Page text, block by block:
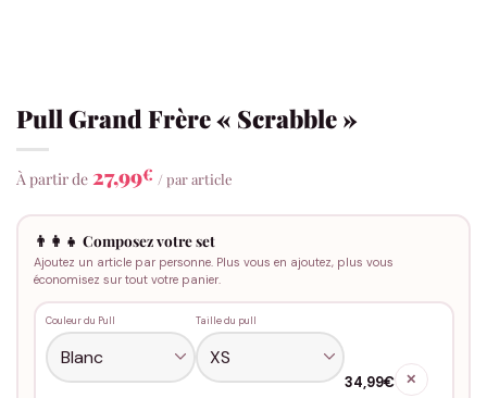
Pull Grand Frère « Scrabble »
À partir de 27,99€ / par article
👨‍👩‍👧 Composez votre set
Ajoutez un article par personne. Plus vous en ajoutez, plus vous
économisez sur tout votre panier.
Couleur du Pull Taille du pull
34,99€ ✕